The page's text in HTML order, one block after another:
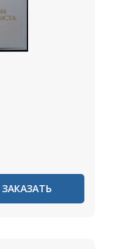
ЗАКАЗАТЬ